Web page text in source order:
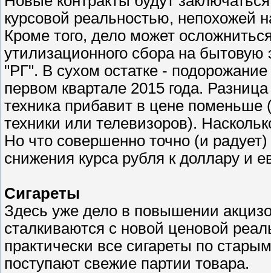
курсовой реальностью, непохожей
Кроме того, дело может
утилизационного сбора на бытовую
"РГ". В сухом остатке -
первом квартале 2015 года.
техника прибавит в цене поменьше
техники или телевизоров).
Но что совершенно точно (и
снижения курса рубля к доллару и
Сигареты
Здесь уже дело в повышении
сталкиваются с новой ценовой
практически все сигареты по
поступают свежие партии товара.